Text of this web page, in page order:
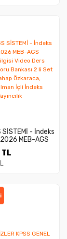
SİSTEMİ - İndeks
MEB-AGS
Bankası 2 li
Vahap